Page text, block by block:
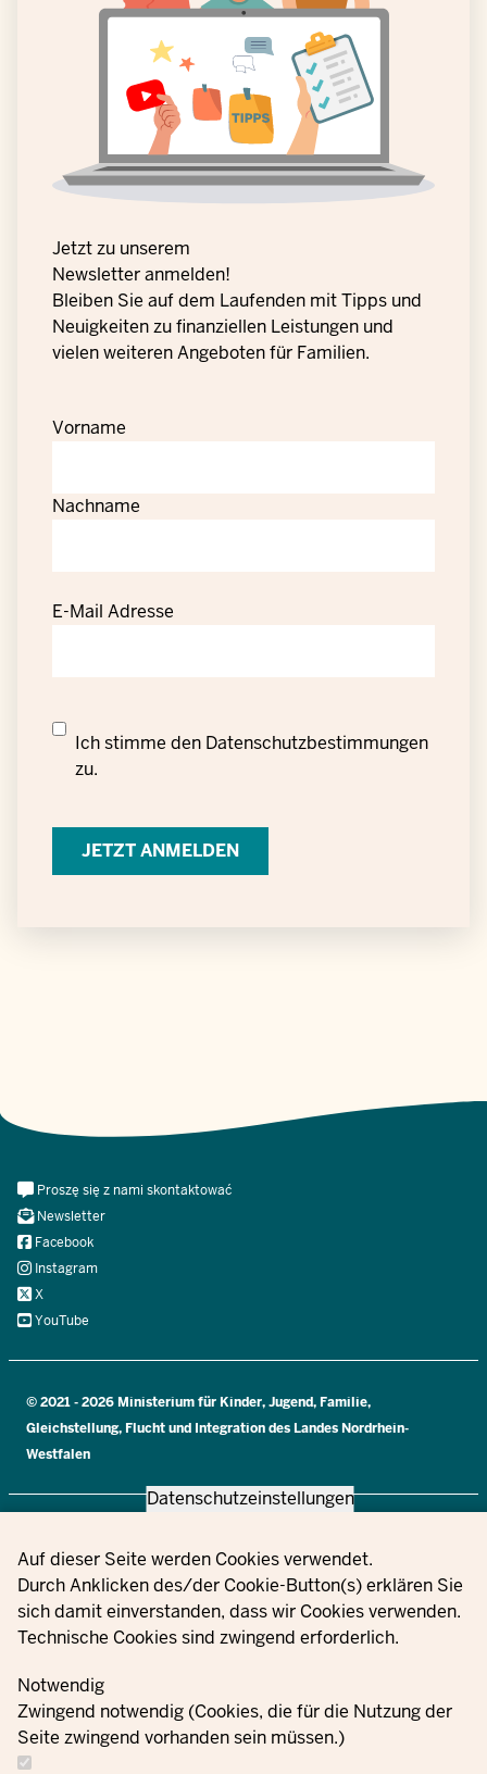
Privacy settings
Datenschutzeinstellungen
Auf dieser Seite werden Cookies verwendet.
Durch Anklicken des/der Cookie-Button(s) erklären Sie
sich damit einverstanden, dass wir Cookies verwenden.
Technische Cookies sind zwingend erforderlich.
Notwendig
Zwingend notwendig (Cookies, die für die Nutzung der
Seite zwingend vorhanden sein müssen.)
Jetzt zu unserem
Newsletter anmelden!
Bleiben Sie auf dem Laufenden mit Tipps und
Neuigkeiten zu finanziellen Leistungen und
vielen weiteren Angeboten für Familien.
Vorname
Nachname
E-Mail Adresse
Datenschutzrechtliche
Einwilligung
personenbezogener
Ich stimme den Datenschutzbestimmungen
zu.
nami
skontaktować
Zamówienia Nadruk
dotyczące
ochrony
danych
cookie
Meta
Navi
Social
Proszę się z nami skontaktować
Newsletter
Facebook
Instagram
X
YouTube
© 2021 - 2026 Ministerium für Kinder, Jugend, Familie,
Gleichstellung, Flucht und Integration des Landes Nordrhein-
Westfalen